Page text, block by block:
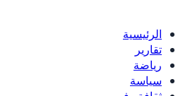
الرئيسية
تقارير
رياضة
سياسة